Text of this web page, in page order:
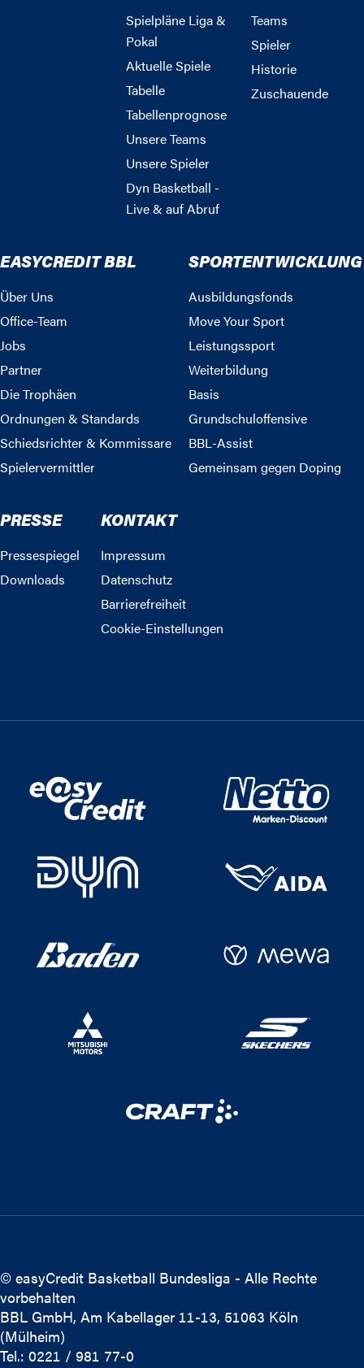
Spielpläne Liga &
Pokal
Aktuelle Spiele
Tabelle
Tabellenprognose
Unsere Teams
Unsere Spieler
Dyn Basketball -
Live & auf Abruf
Teams
Spieler
Historie
Zuschauende
EASYCREDIT BBL
Über Uns
Office-Team
Jobs
Partner
Die Trophäen
Ordnungen & Standards
Schiedsrichter & Kommissare
Spielervermittler
SPORTENTWICKLUNG
Ausbildungsfonds
Move Your Sport
Leistungssport
Weiterbildung
Basis
Grundschuloffensive
BBL-Assist
Gemeinsam gegen Doping
PRESSE
Pressespiegel
Downloads
KONTAKT
Impressum
Datenschutz
Barrierefreiheit
Cookie-Einstellungen
© easyCredit Basketball Bundesliga - Alle Rechte
vorbehalten
BBL GmbH, Am Kabellager 11-13, 51063 Köln
(Mülheim)
Tel.: 0221 / 981 77-0